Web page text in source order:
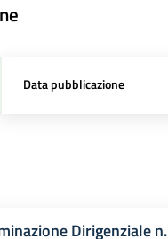
Data pubblicazione
Dirigenziale